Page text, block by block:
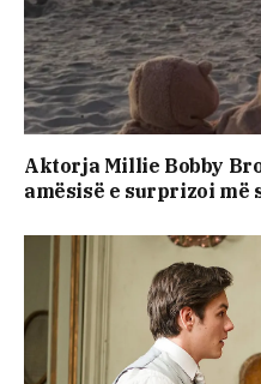
Aktorja Millie Bobby
amësisë e surprizoi më